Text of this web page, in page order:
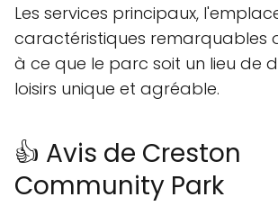
Les services principaux,
caractéristiques remarquables
à ce que le parc soit un lieu de
loisirs unique et agréable.
👍 Avis de Creston
Community Park